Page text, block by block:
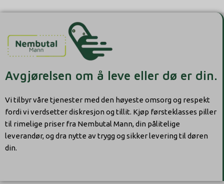
Avgjørelsen om å leve eller dø er din.
Vi tilbyr våre tjenester med den høyeste omsorg og respekt
fordi vi verdsetter diskresjon og tillit. Kjøp førsteklasses piller
til rimelige priser fra Nembutal Mann, din pålitelige
leverandør, og dra nytte av trygg og sikker levering til døren
din.